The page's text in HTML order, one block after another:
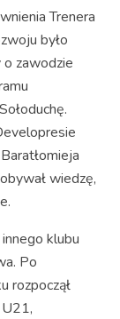
Trenera
było
zawodzie
wiedzę,
klubu
Po
rozpoczął